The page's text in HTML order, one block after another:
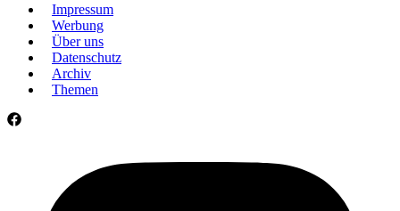
Impressum
Werbung
Über uns
Datenschutz
Archiv
Themen